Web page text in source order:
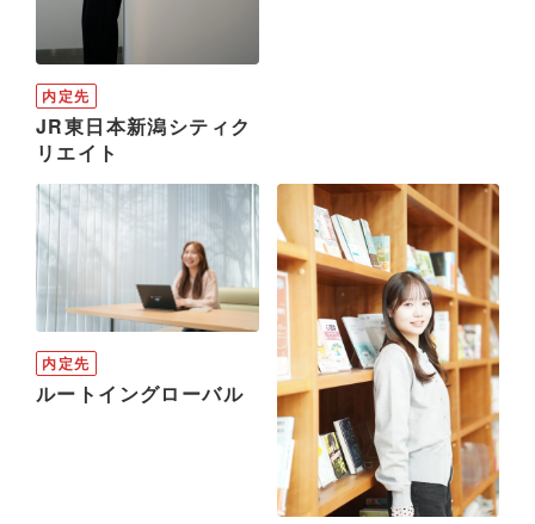
内定先
JR東日本新潟シティク
リエイト
内定先
ルートイングローバル